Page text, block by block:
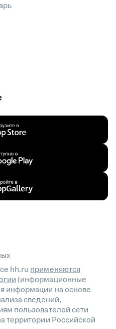
hh.ru применяются
(информационные
информации на основе
сведений,
пользователей сети
территории Российской